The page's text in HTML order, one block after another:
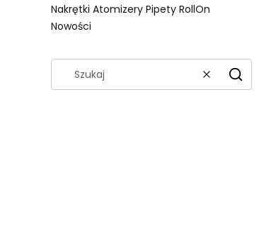
Nakrętki Atomizery Pipety RollOn
Nowości
WyczyśćSzukaj